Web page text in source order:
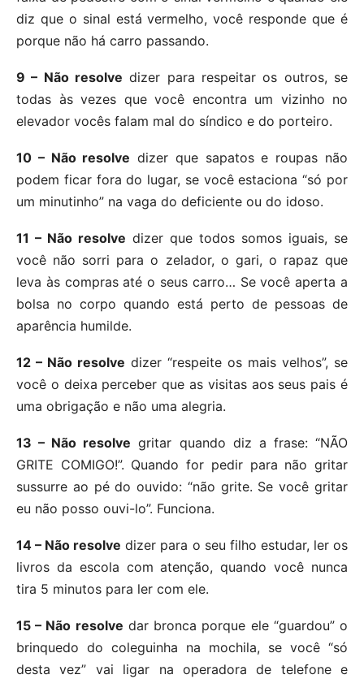
diz que o sinal está vermelho, você responde que é
porque não há carro passando.
9 – Não resolve dizer para respeitar os outros, se
todas às vezes que você encontra um vizinho no
elevador vocês falam mal do síndico e do porteiro.
10 – Não resolve dizer que sapatos e roupas não
podem ficar fora do lugar, se você estaciona “só por
um minutinho” na vaga do deficiente ou do idoso.
11 – Não resolve dizer que todos somos iguais, se
você não sorri para o zelador, o gari, o rapaz que
leva às compras até o seus carro… Se você aperta a
bolsa no corpo quando está perto de pessoas de
aparência humilde.
12 – Não resolve dizer “respeite os mais velhos”, se
você o deixa perceber que as visitas aos seus pais é
uma obrigação e não uma alegria.
13 – Não resolve gritar quando diz a frase: “NÃO
GRITE COMIGO!”. Quando for pedir para não gritar
sussurre ao pé do ouvido: “não grite. Se você gritar
eu não posso ouvi-lo”. Funciona.
14 – Não resolve dizer para o seu filho estudar, ler os
livros da escola com atenção, quando você nunca
tira 5 minutos para ler com ele.
15 – Não resolve dar bronca porque ele “guardou” o
brinquedo do coleguinha na mochila, se você “só
desta vez” vai ligar na operadora de telefone e